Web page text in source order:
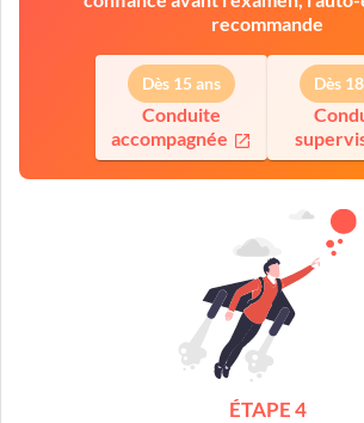
recommande
Dès 15 ans
Conduite
accompagnée
Dès
ÉTAPE 4